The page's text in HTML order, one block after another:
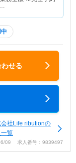
せる
社Life ributionの
覧
09 求人番号：9839497